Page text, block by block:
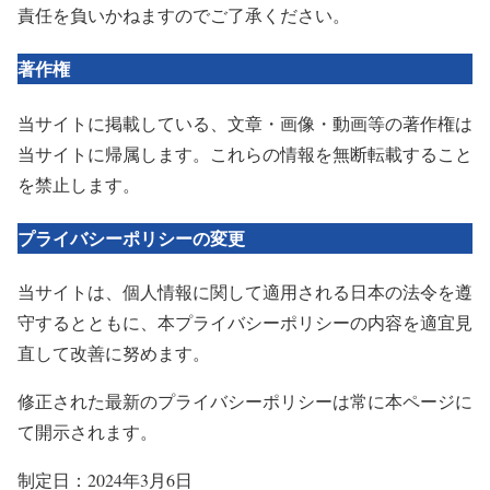
責任を負いかねますのでご了承ください。
著作権
当サイトに掲載している、文章・画像・動画等の著作権は
当サイトに帰属します。これらの情報を無断転載すること
を禁止します。
プライバシーポリシーの変更
当サイトは、個人情報に関して適用される日本の法令を遵
守するとともに、本プライバシーポリシーの内容を適宜見
直して改善に努めます。
修正された最新のプライバシーポリシーは常に本ページに
て開示されます。
制定日：2024年3月6日